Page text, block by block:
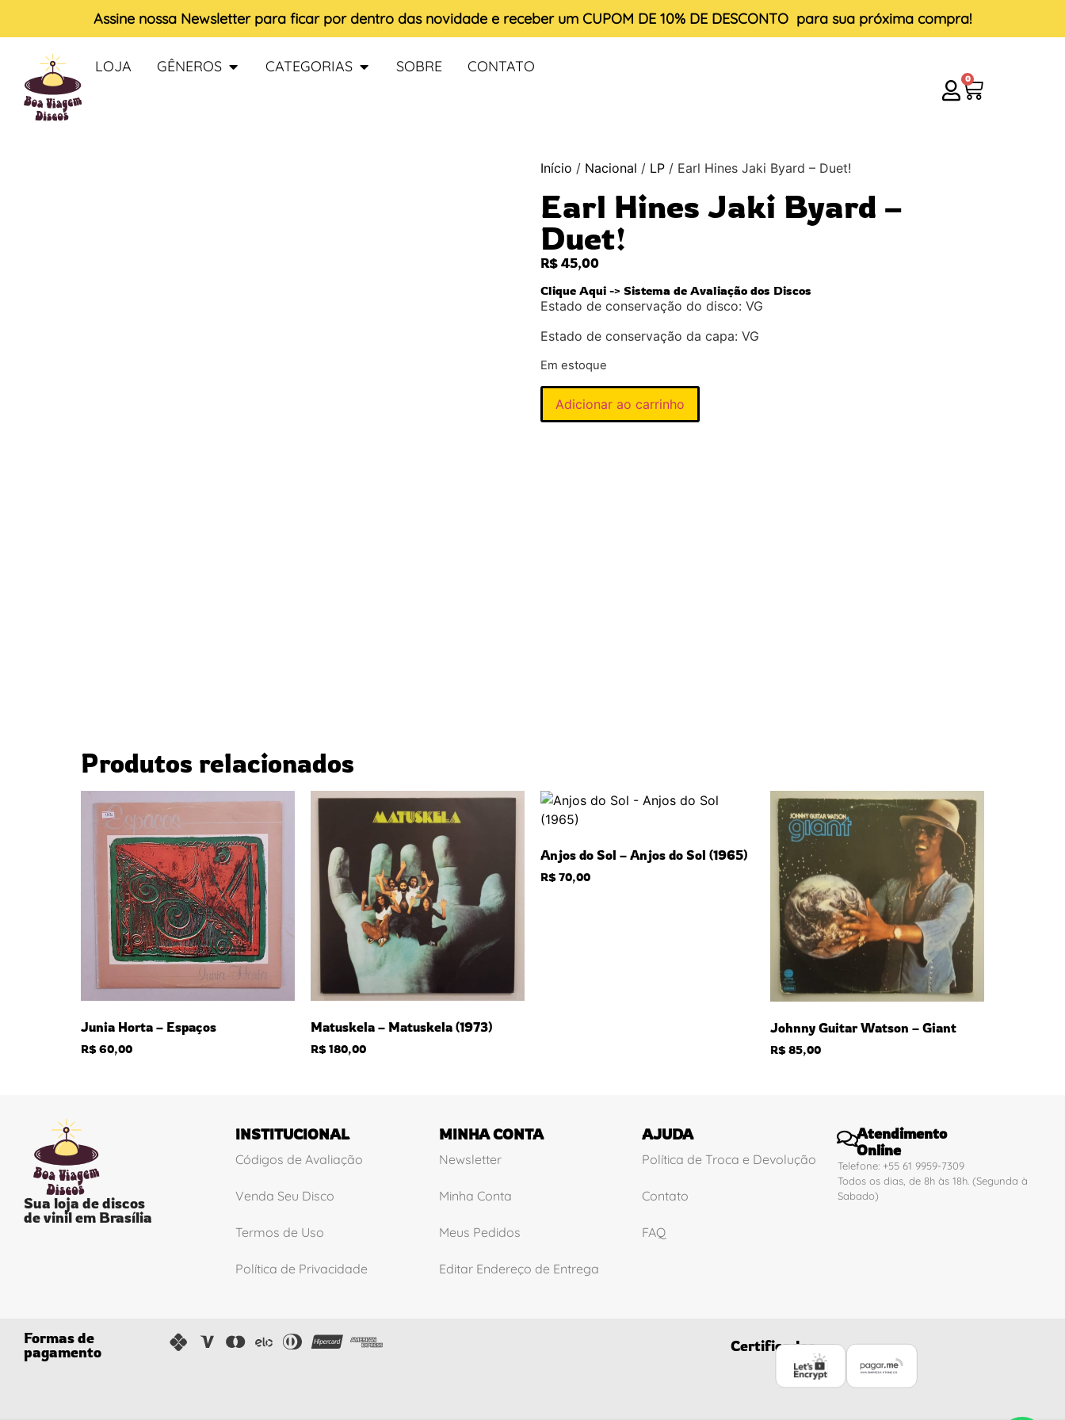
Assine nossa Newsletter para ficar por dentro das novidade e receber um CUPOM DE 10% DE DESCONTO para sua próxima compra!
LOJA GÊNEROS CATEGORIAS SOBRE CONTATO
0
Início / Nacional / LP / Earl Hines Jaki Byard – Duet!
Earl Hines Jaki Byard –
Duet!
R$ 45,00
Clique Aqui -> Sistema de Avaliação dos Discos
Estado de conservação do disco: VG
Estado de conservação da capa: VG
Em estoque
Adicionar ao carrinho
Produtos relacionados
Junia Horta – Espaços
R$60,00
Matuskela – Matuskela (1973)
R$180,00
Anjos do Sol – Anjos do Sol (1965)
R$70,00
Johnny Guitar Watson – Giant
R$85,00
Sua loja de discos
de vinil em Brasília
INSTITUCIONAL
Códigos de Avaliação
Venda Seu Disco
Termos de Uso
Política de Privacidade
MINHA CONTA
Newsletter
Minha Conta
Meus Pedidos
Editar Endereço de Entrega
AJUDA
Política de Troca e Devolução
Contato
FAQ
Atendimento
Online
Telefone: +55 61 9959-7309
Todos os dias, de 8h às 18h. (Segunda à
Sabado)
Formas de
pagamento
Certificados